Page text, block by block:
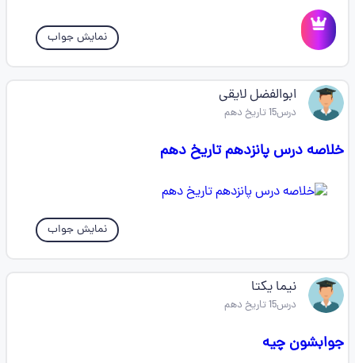
نمایش جواب
ابوالفضل لایقی
درس15 تاریخ دهم
خلاصه درس پانزدهم تاریخ دهم
نمایش جواب
نیما یکتا
درس15 تاریخ دهم
جوابشون چیه